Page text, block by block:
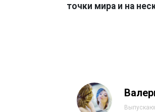
точки мира и на